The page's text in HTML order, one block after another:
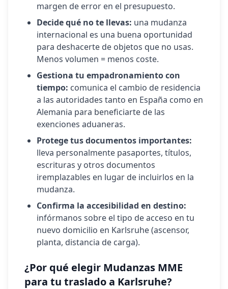
margen de error en el presupuesto.
Decide qué no te llevas: una mudanza
internacional es una buena oportunidad
para deshacerte de objetos que no usas.
Menos volumen = menos coste.
Gestiona tu empadronamiento con
tiempo: comunica el cambio de residencia
a las autoridades tanto en España como en
Alemania para beneficiarte de las
exenciones aduaneras.
Protege tus documentos importantes:
lleva personalmente pasaportes, títulos,
escrituras y otros documentos
iremplazables en lugar de incluirlos en la
mudanza.
Confirma la accesibilidad en destino:
infórmanos sobre el tipo de acceso en tu
nuevo domicilio en Karlsruhe(ascensor,
planta, distancia de carga).
¿Por qué elegir Mudanzas MME
para tu traslado a Karlsruhe?